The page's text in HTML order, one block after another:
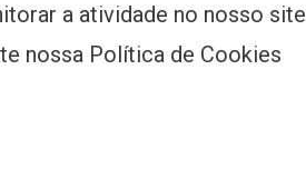
a atividade no nosso site
nossa Política de Cookies